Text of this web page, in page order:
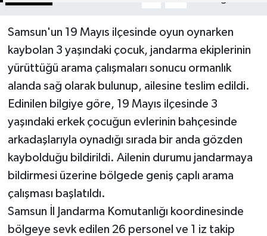
Samsun'un 19 Mayıs ilçesinde oyun oynarken
kaybolan 3 yaşındaki çocuk, jandarma ekiplerinin
yürüttüğü arama çalışmaları sonucu ormanlık
alanda sağ olarak bulunup, ailesine teslim edildi.
Edinilen bilgiye göre, 19 Mayıs ilçesinde 3
yaşındaki erkek çocuğun evlerinin bahçesinde
arkadaşlarıyla oynadığı sırada bir anda gözden
kaybolduğu bildirildi. Ailenin durumu jandarmaya
bildirmesi üzerine bölgede geniş çaplı arama
çalışması başlatıldı.
Samsun İl Jandarma Komutanlığı koordinesinde
bölgeye sevk edilen 26 personel ve 1 iz takip